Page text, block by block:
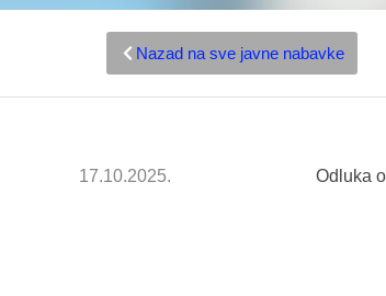
Nazad na sve javne nabavke
17.10.2025. Odluka